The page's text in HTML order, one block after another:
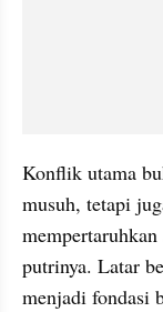
Konflik utama
musuh, tetapi
putrinya. Latar
menjadi fondasi